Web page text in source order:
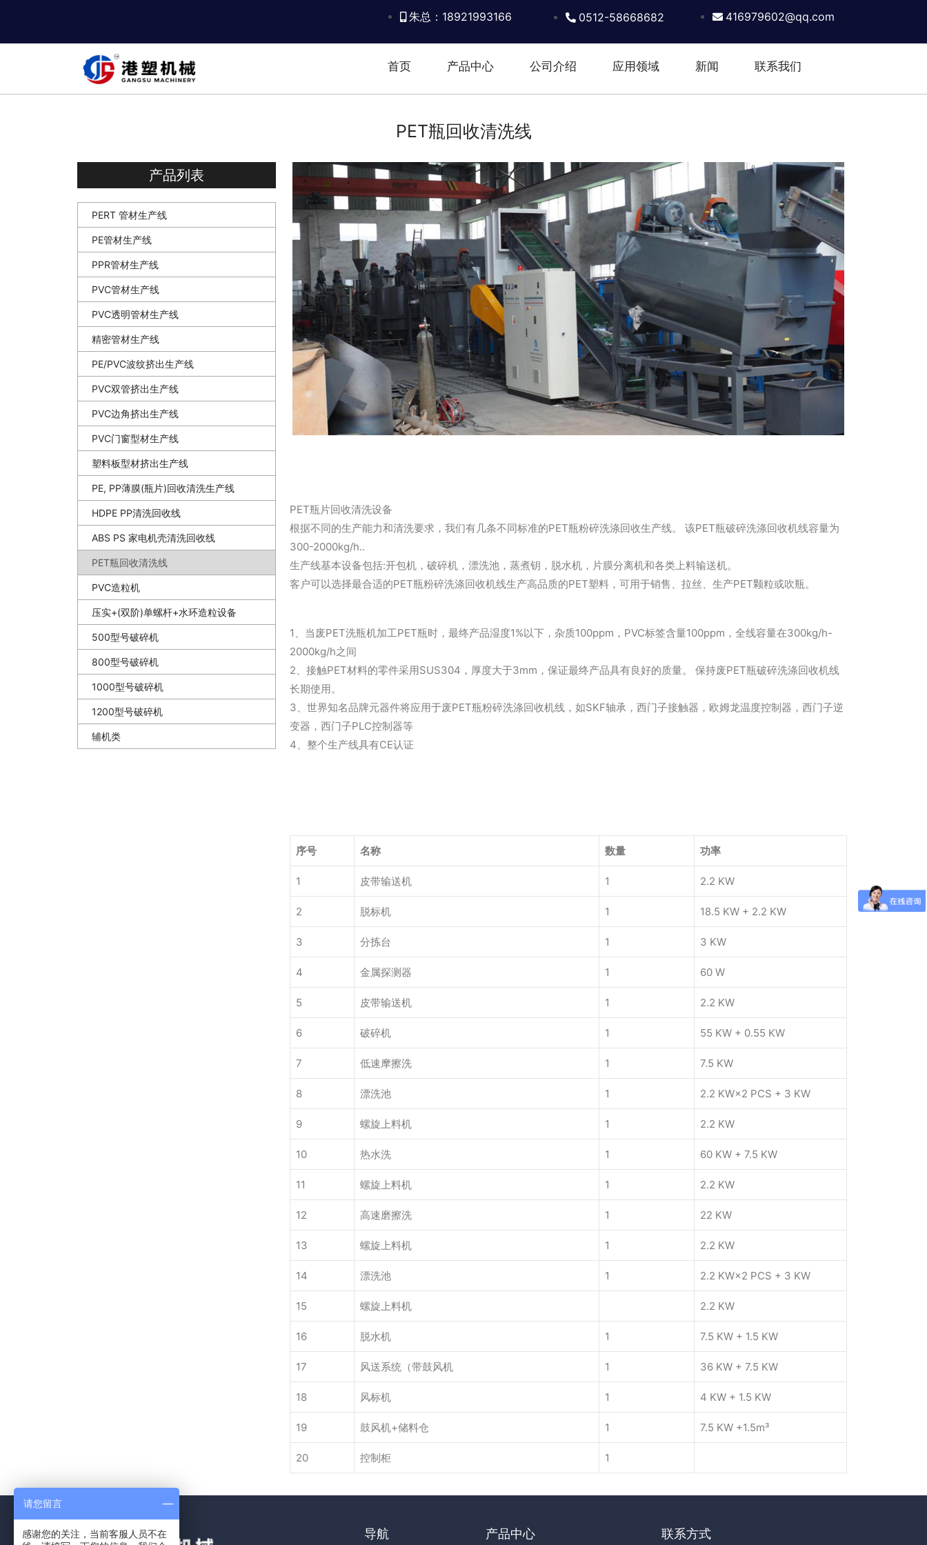
朱总：18921993166 0512-58668682 416979602@qq.com
首页 产品中心 公司介绍 应用领域 新闻 联系我们
PET瓶回收清洗线
产品列表
PERT 管材生产线
PE管材生产线
PPR管材生产线
PVC管材生产线
PVC透明管材生产线
精密管材生产线
PE/PVC波纹挤出生产线
PVC双管挤出生产线
PVC边角挤出生产线
PVC门窗型材生产线
塑料板型材挤出生产线
PE, PP薄膜(瓶片)回收清洗生产线
HDPE PP清洗回收线
ABS PS 家电机壳清洗回收线
PET瓶回收清洗线
PVC造粒机
压实+(双阶)单螺杆+水环造粒设备
500型号破碎机
800型号破碎机
1000型号破碎机
1200型号破碎机
辅机类
PET瓶片回收清洗设备
根据不同的生产能力和清洗要求，我们有几条不同标准的PET瓶粉碎洗涤回收生产线。 该PET瓶破碎洗涤回收机线容量为
300-2000kg/h..
生产线基本设备包括:开包机，破碎机，漂洗池，蒸煮钥，脱水机，片膜分离机和各类上料输送机。
客户可以选择最合适的PET瓶粉碎洗涤回收机线生产高品质的PET塑料，可用于销售、拉丝、生产PET颗粒或吹瓶。
1、当废PET洗瓶机加工PET瓶时，最终产品湿度1%以下，杂质100ppm，PVC标签含量100ppm，全线容量在300kg/h-
2000kg/h之间
2、接触PET材料的零件采用SUS304，厚度大于3mm，保证最终产品具有良好的质量。 保持废PET瓶破碎洗涤回收机线
长期使用。
3、世界知名品牌元器件将应用于废PET瓶粉碎洗涤回收机线，如SKF轴承，西门子接触器，欧姆龙温度控制器，西门子逆
变器，西门子PLC控制器等
4、整个生产线具有CE认证
序号 名称 数量 功率
1 皮带输送机 1 2.2 KW
2 脱标机 1 18.5 KW + 2.2 KW
3 分拣台 1 3 KW
4 金属探测器 1 60 W
5 皮带输送机 1 2.2 KW
6 破碎机 1 55 KW + 0.55 KW
7 低速摩擦洗 1 7.5 KW
8 漂洗池 1 2.2 KW×2 PCS + 3 KW
9 螺旋上料机 1 2.2 KW
10 热水洗 1 60 KW + 7.5 KW
11 螺旋上料机 1 2.2 KW
12 高速磨擦洗 1 22 KW
13 螺旋上料机 1 2.2 KW
14 漂洗池 1 2.2 KW×2 PCS + 3 KW
15 螺旋上料机 2.2 KW
16 脱水机 1 7.5 KW + 1.5 KW
17 风送系统（带鼓风机 1 36 KW + 7.5 KW
18 风标机 1 4 KW + 1.5 KW
19 鼓风机+储料仓 1 7.5 KW +1.5m³
20 控制柜 1
导航 产品中心 联系方式
请您留言
感谢您的关注，当前客服人员不在